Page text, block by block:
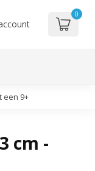
0
een 9+
cm -